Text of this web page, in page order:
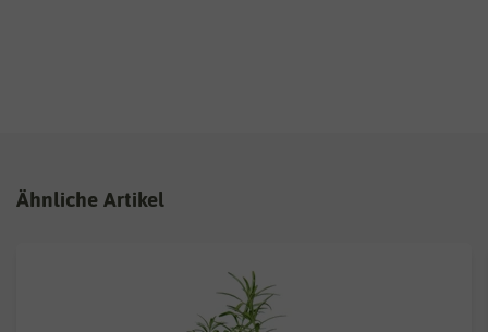
Ähnliche Artikel